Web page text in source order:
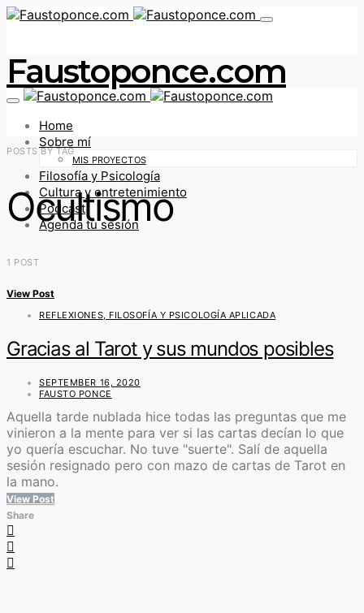
Faustoponce.com
Home
Sobre mí
MIS PROYECTOS
Filosofía y Psicología
Cultura y entretenimiento
Podcast
Agenda tu sesión
POSTS BY TAG
Ocultismo
1 POST
View Post
REFLEXIONES, FILOSOFÍA Y PSICOLOGÍA APLICADA
Gracias al Tarot y sus mundos posibles
SEPTEMBER 16, 2020
FAUSTO PONCE
Aquella tarde nublada hice todas las preguntas que me
vinieron a la mente para ver si las cartas decían lo que
yo quería escuchar. No tuve "suerte". Salí de aquella
sesión resignado pero con mazo de cartas de Tarot en
la mano.
View Post
Share